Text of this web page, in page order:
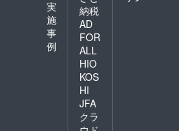
実
施
事
例
納税
AD
FOR
ALL
HIO
KOS
HI
JFA
クラ